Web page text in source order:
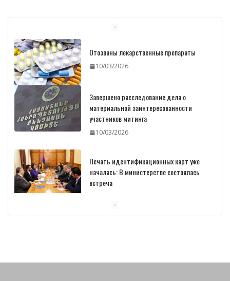
Отозваны лекарственные препараты
10/03/2026
Завершено расследование дела о
материальной заинтересованности
участников митинга
10/03/2026
Печать идентификационных карт уже
началась: В министерстве состоялась
встреча